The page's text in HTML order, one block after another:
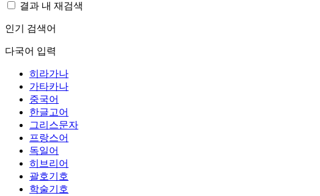
결과 내 재검색
인기 검색어
다국어 입력
히라가나
가타카나
중국어
한글고어
그리스문자
프랑스어
독일어
히브리어
괄호기호
학술기호